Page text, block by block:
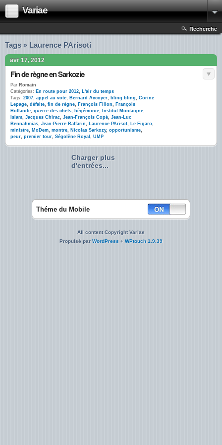
Variae
Recherche
Tags » Laurence PArisoti
avr 17, 2012
Fin de règne en Sarkozie
Par Romain
Catégories: En route pour 2012, L'air du temps
Tags: 2007, appel au vote, Bernard Accoyer, bling bling, Corine
Lepage, défaite, fin de règne, François Fillon, François
Hollande, guerre des chefs, hégémonie, Institut Montaigne,
Islam, Jacques Chirac, Jean-François Copé, Jean-Luc
Bennahmias, Jean-Pierre Raffarin, Laurence PArisot, Le Figaro,
ministre, MoDem, montre, Nicolas Sarkozy, opportunisme,
peur, premier tour, Ségolène Royal , UMP
Charger plus
d'entrées...
Théme du Mobile
All content Copyright Variae
Propulsé parWordPress + WPtouch 1.9.39